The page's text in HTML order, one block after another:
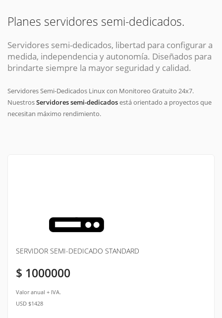
Planes servidores semi-dedicados.
Servidores semi-dedicados, libertad para configurar a
medida, independencia y autonomía. Diseñados para
brindarte siempre la mayor seguridad y calidad.
Servidores Semi-Dedicados Linux con Monitoreo Gratuito 24x7.
NuestrosServidores semi-dedicadosestá orientado a proyectos que
necesitan máximo rendimiento.
SERVIDOR SEMI-DEDICADO STANDARD
$ 1000000
Valor anual + IVA.
USD $1428